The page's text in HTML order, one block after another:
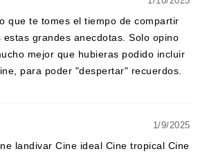
que te tomes el tiempo de compartir
grandes anecdotas. Solo opino
mejor que hubieras podido incluir
para poder "despertar" recuerdos.
1/9/2025
landivar Cine ideal Cine tropical Cine